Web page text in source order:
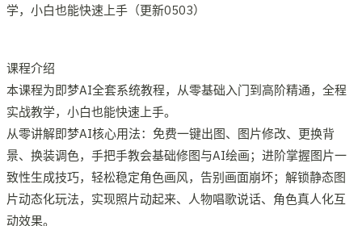
课程介绍
本课程为即梦AI全套系统教程，从零基础入门到高阶精通，全程
实战教学，小白也能快速上手。
从零讲解即梦AI核心用法：免费一键出图、图片修改、更换背
景、换装调色，手把手教会基础修图与AI绘画；进阶掌握图片一
致性生成技巧，轻松稳定角色画风，告别画面崩坏；解锁静态图
片动态化玩法，实现照片动起来、人物唱歌说话、角色真人化互
动效果。